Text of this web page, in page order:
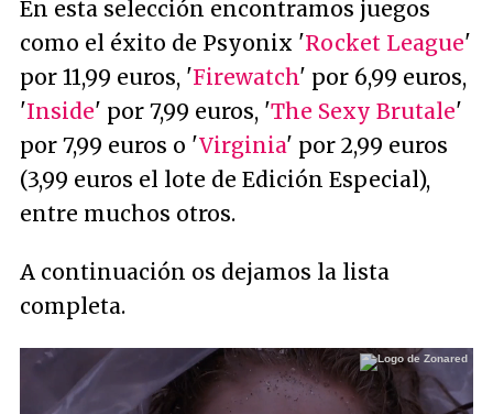
En esta selección encontramos juegos
como el éxito de Psyonix 'Rocket League'
por 11,99 euros, 'Firewatch' por 6,99 euros,
'Inside' por 7,99 euros, 'The Sexy Brutale'
por 7,99 euros o 'Virginia' por 2,99 euros
(3,99 euros el lote de Edición Especial),
entre muchos otros.
A continuación os dejamos la lista
completa.